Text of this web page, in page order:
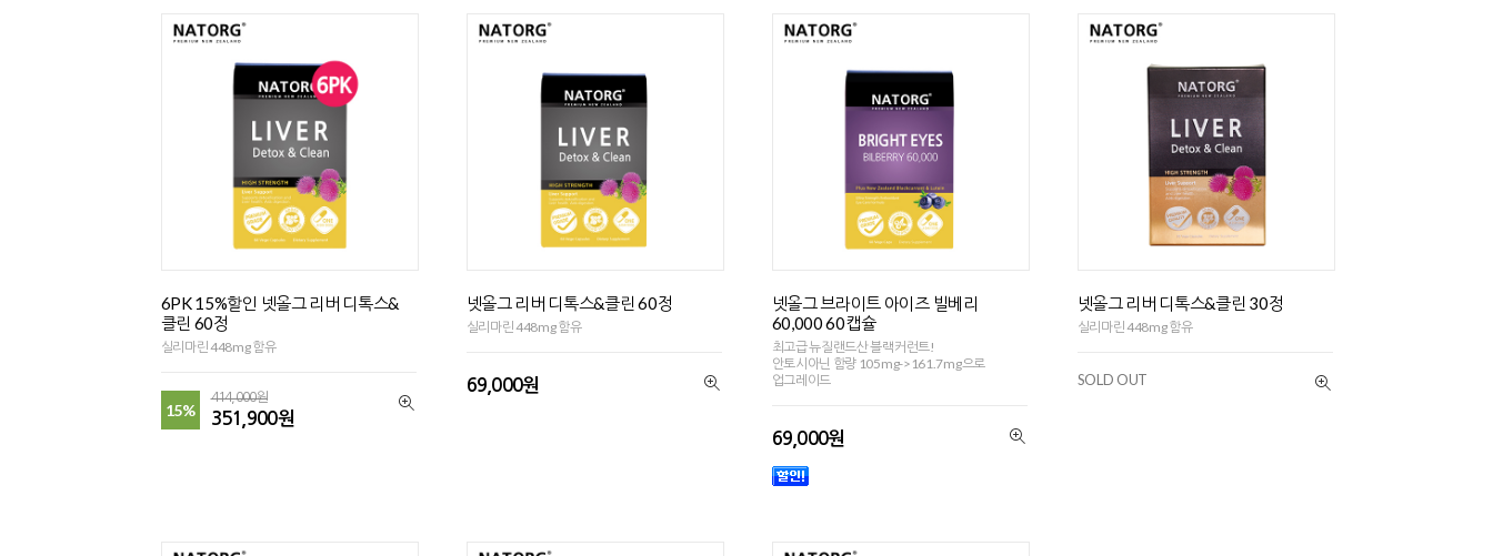
6PK 15%할인 넷올그 리버 디톡스&
클린 60정
실리마린 448mg 함유
15%
414,000원
351,900원
넷올그 리버 디톡스&클린 60정
실리마린 448mg 함유
69,000원
넷올그 브라이트 아이즈 빌베리
60,000 60캡슐
최고급 뉴질랜드산 블랙커런트!
안토시아닌 함량 105mg->161.7mg으로
업그레이드
69,000원
넷올그 리버 디톡스&클린 30정
실리마린 448mg 함유
SOLD OUT